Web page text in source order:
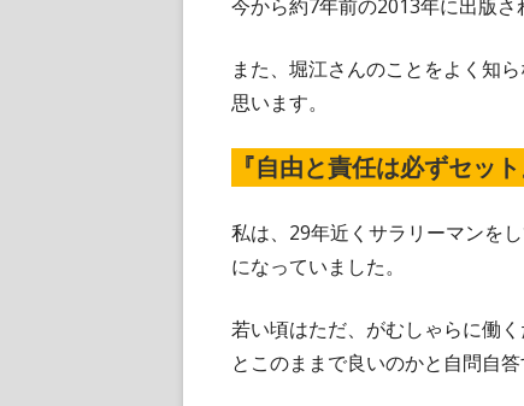
き
す
今から約7年前の2013年に出版さ
また、堀江さんのことをよく知
思います。
『自由と責任は必ずセット
私は、29年近くサラリーマンを
になっていました。
若い頃はただ、がむしゃらに働
とこのままで良いのかと自問自